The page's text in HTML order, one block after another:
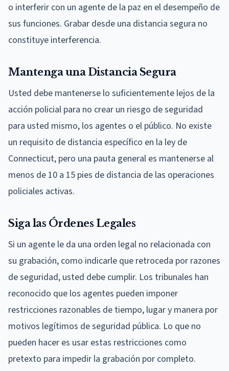
o interferir con un agente de la paz en el desempeño de
sus funciones. Grabar desde una distancia segura no
constituye interferencia.
Mantenga una Distancia Segura
Usted debe mantenerse lo suficientemente lejos de la
acción policial para no crear un riesgo de seguridad
para usted mismo, los agentes o el público. No existe
un requisito de distancia específico en la ley de
Connecticut, pero una pauta general es mantenerse al
menos de 10 a 15 pies de distancia de las operaciones
policiales activas.
Siga las Órdenes Legales
Si un agente le da una orden legal no relacionada con
su grabación, como indicarle que retroceda por razones
de seguridad, usted debe cumplir. Los tribunales han
reconocido que los agentes pueden imponer
restricciones razonables de tiempo, lugar y manera por
motivos legítimos de seguridad pública. Lo que no
pueden hacer es usar estas restricciones como
pretexto para impedir la grabación por completo.